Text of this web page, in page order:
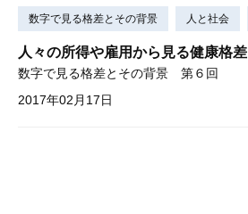
数字で見る格差とその背景 人と社会
人々の所得や雇用から見る健康格差
数字で見る格差とその背景 第６回
2017年02月17日